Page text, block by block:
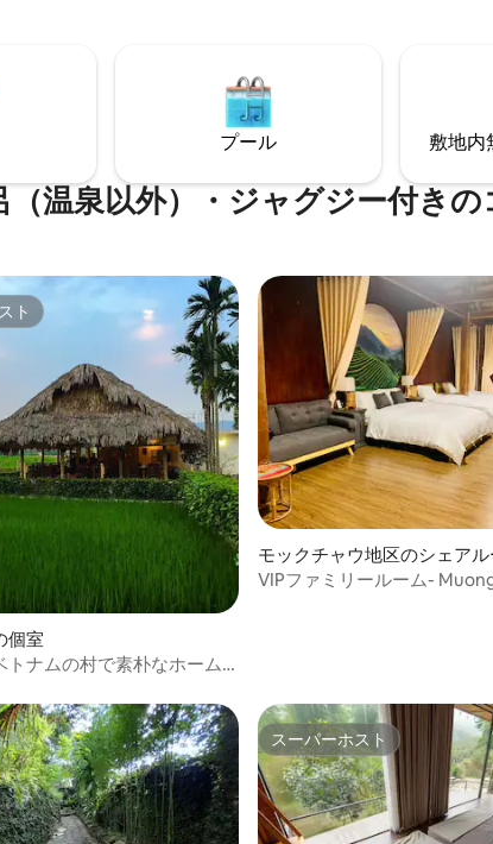
ます。 - 最寄りのビーチ（カ
徒歩5分 町の中心まで徒歩10
まで車で3分 -カノンフォート
プール 敷地内
（温泉以外）・ジャグジー付き
つ星の平均評価
ト
ト
個室
トナムの村で素朴なホーム
モックチャウ地区のシェアル
VIPファミリールーム-
スーパーホスト
スーパーホスト